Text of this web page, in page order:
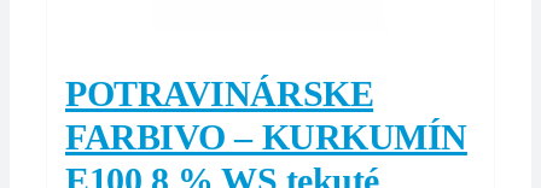
POTRAVINÁRSKE
FARBIVO – KURKUMÍN